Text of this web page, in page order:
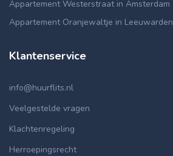
Appartement Westerstraat in Amsterdam
Appartement Oranjewaltje in Leeuwarden
Klantenservice
info@huurflits.nl
Veelgestelde vragen
Klachtenregeling
Herroepingsrecht